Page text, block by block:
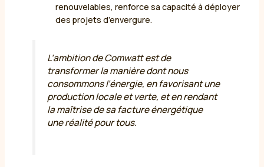
renouvelables, renforce sa capacité à déployer
des projets d’envergure.
L’ambition de Comwatt est de
transformer la manière dont nous
consommons l’énergie, en favorisant une
production locale et verte, et en rendant
la maîtrise de sa facture énergétique
une réalité pour tous.